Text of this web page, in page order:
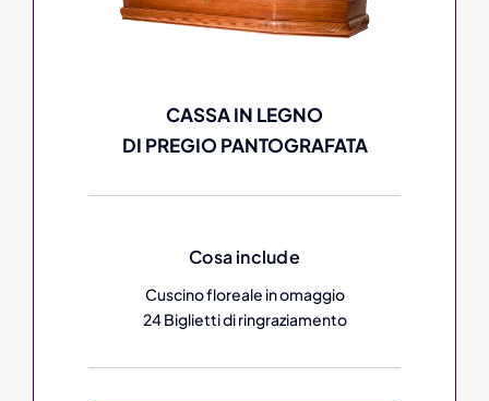
CASSA IN LEGNO
DI PREGIO PANTOGRAFATA
Cosa include
Cuscino floreale in omaggio
24 Biglietti di ringraziamento